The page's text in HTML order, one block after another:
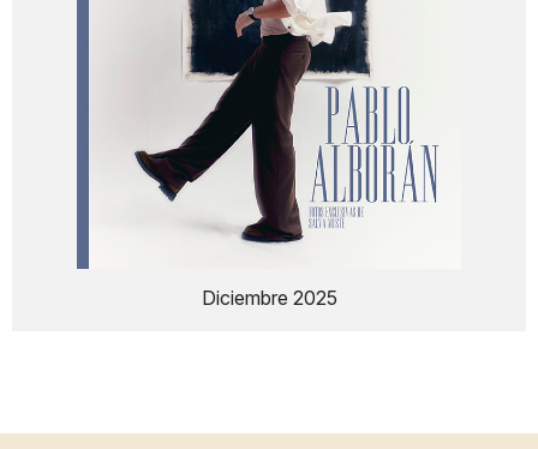
Diciembre 2025